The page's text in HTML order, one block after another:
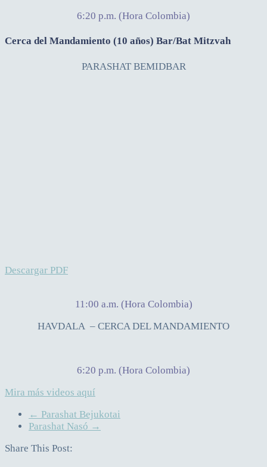
6:20 p.m. (Hora Colombia)
Cerca del Mandamiento (10 años) Bar/Bat Mitzvah
PARASHAT BEMIDBAR
Descargar PDF
11:00 a.m. (Hora Colombia)
HAVDALA – CERCA DEL MANDAMIENTO
6:20 p.m. (Hora Colombia)
Mira más videos aquí
← Parashat Bejukotai
Parashat Nasó →
Share This Post: